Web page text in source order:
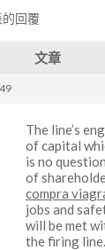
回覆
文章
The line’s
of capital
is no
of
compra
jobs and
will be met
the firing